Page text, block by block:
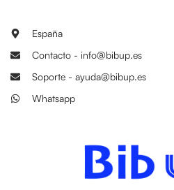
España
Contacto - info@bibup.es
Soporte - ayuda@bibup.es
Whatsapp